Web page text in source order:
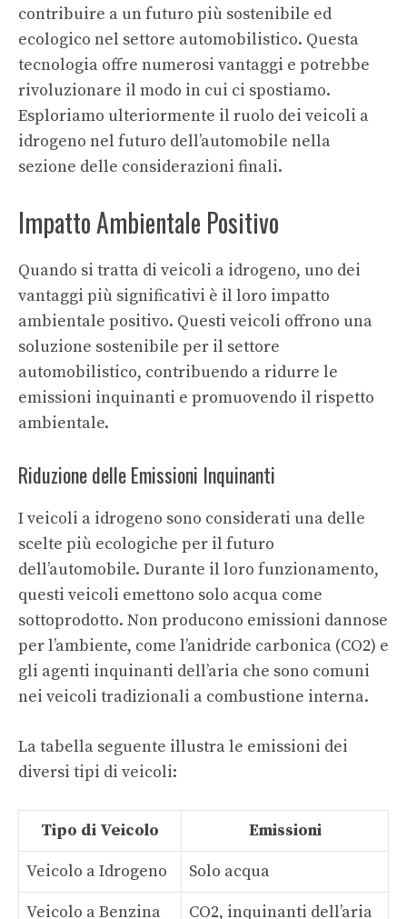
contribuire a un futuro più sostenibile ed
ecologico nel settore automobilistico. Questa
tecnologia offre numerosi vantaggi e potrebbe
rivoluzionare il modo in cui ci spostiamo.
Esploriamo ulteriormente il ruolo dei veicoli a
idrogeno nel futuro dell’automobile nella
sezione delle considerazioni finali.
Impatto Ambientale Positivo
Quando si tratta di veicoli a idrogeno, uno dei
vantaggi più significativi è il loro impatto
ambientale positivo. Questi veicoli offrono una
soluzione sostenibile per il settore
automobilistico, contribuendo a ridurre le
emissioni inquinanti e promuovendo il rispetto
ambientale.
Riduzione delle Emissioni Inquinanti
I veicoli a idrogeno sono considerati una delle
scelte più ecologiche per il futuro
dell’automobile. Durante il loro funzionamento,
questi veicoli emettono solo acqua come
sottoprodotto. Non producono emissioni dannose
per l’ambiente, come l’anidride carbonica (CO2) e
gli agenti inquinanti dell’aria che sono comuni
nei veicoli tradizionali a combustione interna.
La tabella seguente illustra le emissioni dei
diversi tipi di veicoli:
Tipo di Veicolo
Emissioni
Veicolo a Idrogeno
Solo acqua
Veicolo a Benzina
CO2, inquinanti dell’aria